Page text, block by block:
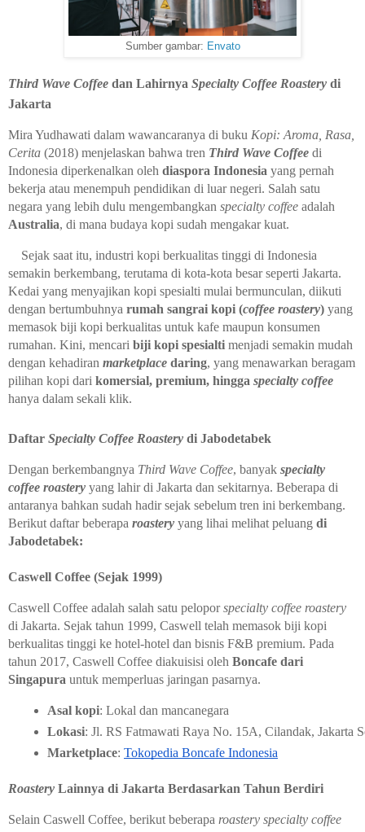
Sumber gambar: Envato
Third Wave Coffee dan Lahirnya Specialty Coffee Roastery di
Jakarta
Mira Yudhawati dalam wawancaranya di buku Kopi: Aroma, Rasa,
Cerita (2018) menjelaskan bahwa tren Third Wave Coffee di
Indonesia diperkenalkan oleh diaspora Indonesia yang pernah
bekerja atau menempuh pendidikan di luar negeri. Salah satu
negara yang lebih dulu mengembangkan specialty coffee adalah
Australia, di mana budaya kopi sudah mengakar kuat.
Sejak saat itu, industri kopi berkualitas tinggi di Indonesia
semakin berkembang, terutama di kota-kota besar seperti Jakarta.
Kedai yang menyajikan kopi spesialti mulai bermunculan, diikuti
dengan bertumbuhnya rumah sangrai kopi (coffee roastery) yang
memasok biji kopi berkualitas untuk kafe maupun konsumen
rumahan. Kini, mencari biji kopi spesialti menjadi semakin mudah
dengan kehadiran marketplace daring, yang menawarkan beragam
pilihan kopi dari komersial, premium, hingga specialty coffee
hanya dalam sekali klik.
Daftar Specialty Coffee Roastery di Jabodetabek
Dengan berkembangnya Third Wave Coffee, banyak specialty
coffee roastery yang lahir di Jakarta dan sekitarnya. Beberapa di
antaranya bahkan sudah hadir sejak sebelum tren ini berkembang.
Berikut daftar beberapa roastery yang lihai melihat peluang di
Jabodetabek:
Caswell Coffee (Sejak 1999)
Caswell Coffee adalah salah satu peloporspecialty coffee roastery
di Jakarta. Sejak tahun 1999, Caswell telah memasok biji kopi
berkualitas tinggi ke hotel-hotel dan bisnis F&B premium. Pada
tahun 2017, Caswell Coffee diakuisisi oleh Boncafe dari
Singapura untuk memperluas jaringan pasarnya.
Asal kopi: Lokal dan mancanegara
Lokasi: Jl. RS Fatmawati Raya No. 15A, Cilandak, Jakarta
Marketplace: Tokopedia Boncafe Indonesia
Roastery Lainnya di Jakarta Berdasarkan Tahun Berdiri
Selain Caswell Coffee, berikut beberapa roastery specialty coffee